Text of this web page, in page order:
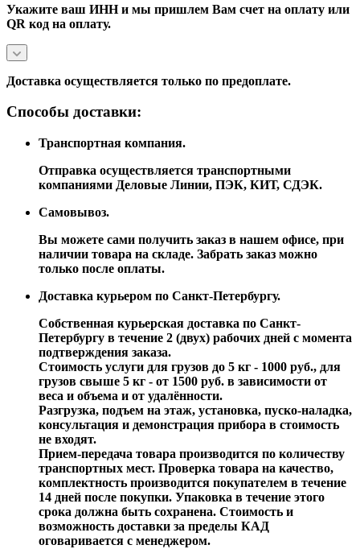
Укажите ваш ИНН и мы пришлем Вам счет на оплату или
QR код на оплату.
Доставка осуществляется только по предоплате.
Способы доставки:
Транспортная компания.
Отправка осуществляется транспортными
компаниями Деловые Линии, ПЭК, КИТ, СДЭК.
Самовывоз.
Вы можете сами получить заказ в нашем офисе, при
наличии товара на складе. Забрать заказ можно
только после оплаты.
Доставка курьером по Санкт-Петербургу.
Собственная курьерская доставка по Санкт-
Петербургу в течение 2 (двух) рабочих дней с момента
подтверждения заказа.
Стоимость услуги для грузов до 5 кг - 1000 руб., для
грузов свыше 5 кг - от 1500 руб. в зависимости от
веса и объема и от удалённости.
Разгрузка, подъем на этаж, установка, пуско-наладка,
консультация и демонстрация прибора в стоимость
не входят.
Прием-передача товара производится по количеству
транспортных мест. Проверка товара на качество,
комплектность производится покупателем в течение
14 дней после покупки. Упаковка в течение этого
срока должна быть сохранена. Стоимость и
возможность доставки за пределы КАД
оговаривается с менеджером.